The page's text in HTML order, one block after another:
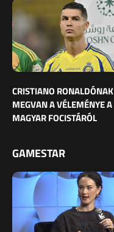
CRISTIANO RONALDÓNAK
MEGVAN A VÉLEMÉNYE A
MAGYAR FOCISTÁRÓL
GAMESTAR